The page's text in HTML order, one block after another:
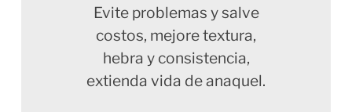
Evite problemas y salve
costos, mejore textura,
hebra y consistencia,
extienda vida de anaquel.